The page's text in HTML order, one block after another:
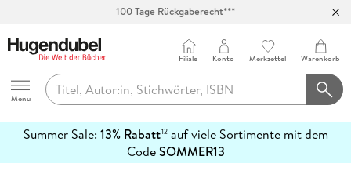
100 Tage Rückgaberecht***
Hugendubel
Menu
Filiale Konto Merkzettel Warenkorb
Summer Sale: 13% Rabatt12auf viele Sortimente mit dem
CodeSOMMER13
erfahren